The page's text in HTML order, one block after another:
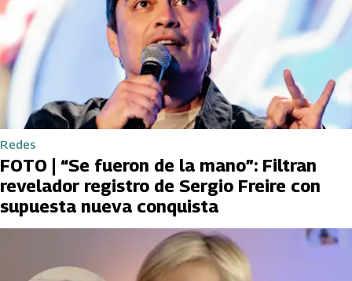
Redes
FOTO | “Se fueron de la mano”: Filtran
revelador registro de Sergio Freire con
supuesta nueva conquista